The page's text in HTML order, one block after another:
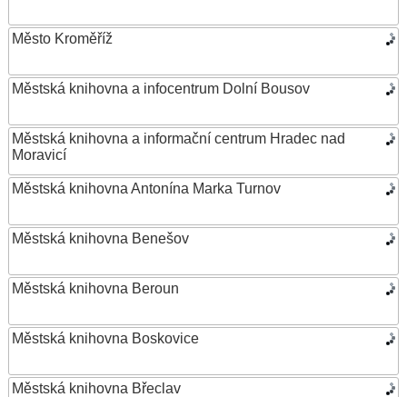
Město Kroměříž
Městská knihovna a infocentrum Dolní Bousov
Městská knihovna a informační centrum Hradec nad
Moravicí
Městská knihovna Antonína Marka Turnov
Městská knihovna Benešov
Městská knihovna Beroun
Městská knihovna Boskovice
Městská knihovna Břeclav